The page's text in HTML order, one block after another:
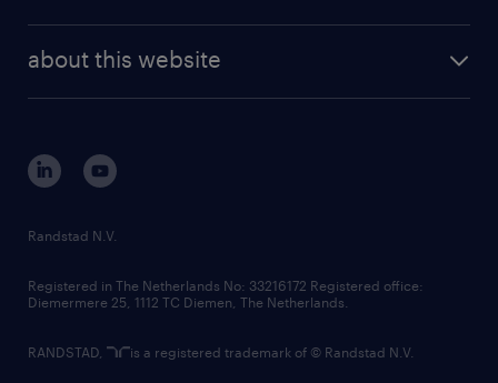
randstad digital
corporate governance
randstad innovation fund
country websites
about this website
Randstad N.V.
Registered in The Netherlands No: 33216172 Registered office:
Diemermere 25, 1112 TC Diemen, The Netherlands.
RANDSTAD, is a registered trademark of © Randstad N.V.